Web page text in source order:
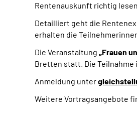
Rentenauskunft richtig lesen.
Detailliert geht die
erhalten die
Die Veranstaltung „Frauen
Bretten statt. Die Teilnahme
Anmeldung unter
Weitere Vortragsangebote